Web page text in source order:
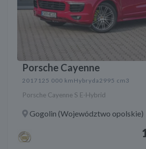
Porsche Cayenne
2017 125 000 km Hybryda2995 cm3
Porsche Cayenne S E-Hybrid
Gogolin (Województwo opolskie)